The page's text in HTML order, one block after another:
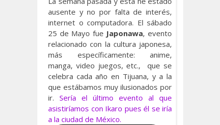
ausente y no por falta de interés,
internet o computadora. El sábado
25 de Mayo fue Japonawa, evento
relacionado con la cultura japonesa,
más específicamente: anime,
manga, video juegos, etc., que se
celebra cada año en Tijuana, y a la
que estábamos muy ilusionados por
ir. Sería el último evento al que
asistiríamos con Ikaro pues él se iría
a la ciudad de México.